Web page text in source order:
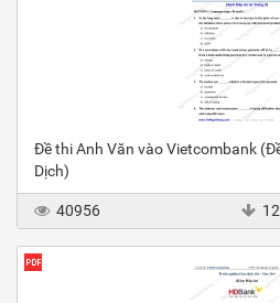
Đề thi Anh Văn vào Vietcombank
Dịch)
40956